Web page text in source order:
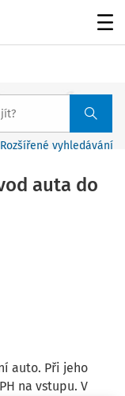
Rozšířené vyhledávání
auta do
auto. Při jeho
na vstupu. V